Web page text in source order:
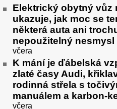
Elektrický obytný vůz
ukazuje, jak moc se
některá auta ani
nepoužitelný nesmysl
včera
K mání je ďábelská
zlaté časy Audi,
rodinná střela s
manuálem a karbon-
včera